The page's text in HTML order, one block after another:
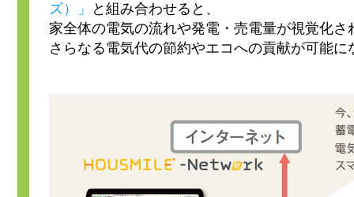
ズ）」
と組み合わせると、
家全体の電気の流れや発電・売電量が視覚化
さらなる電気代の節約やエコへの貢献が可能に